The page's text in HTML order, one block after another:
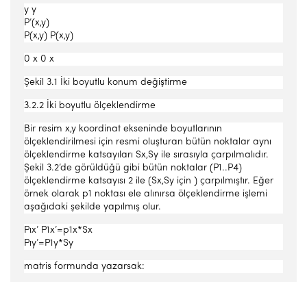
y y
P’(x,y)
P(x,y) P(x,y)
0 x 0 x
Şekil 3.1 İki boyutlu konum değiştirme
3.2.2 İki boyutlu ölçeklendirme
Bir resim x,y koordinat ekseninde boyutlarının
ölçeklendirilmesi için resmi oluşturan bütün noktalar aynı
ölçeklendirme katsayıları Sx,Sy ile sırasıyla çarpılmalıdır.
Şekil 3.2’de görüldüğü gibi bütün noktalar (P1..P4)
ölçeklendirme katsayısı 2 ile (Sx,Sy için ) çarpılmıştır. Eğer
örnek olarak p1 noktası ele alınırsa ölçeklendirme işlemi
aşağıdaki şekilde yapılmış olur.
Pıx’ P1x’=p1x*Sx
Pıy’=P1y*Sy
matris formunda yazarsak: